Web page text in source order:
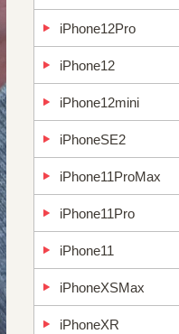
iPhone12Pro
iPhone12
iPhone12mini
iPhoneSE2
iPhone11ProMax
iPhone11Pro
iPhone11
iPhoneXSMax
iPhoneXR